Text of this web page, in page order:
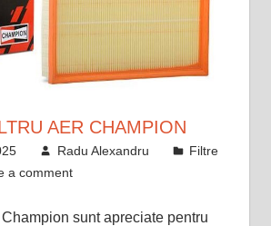
AER CHAMPION
Radu Alexandru
Filtre
a comment
sunt apreciate pentru